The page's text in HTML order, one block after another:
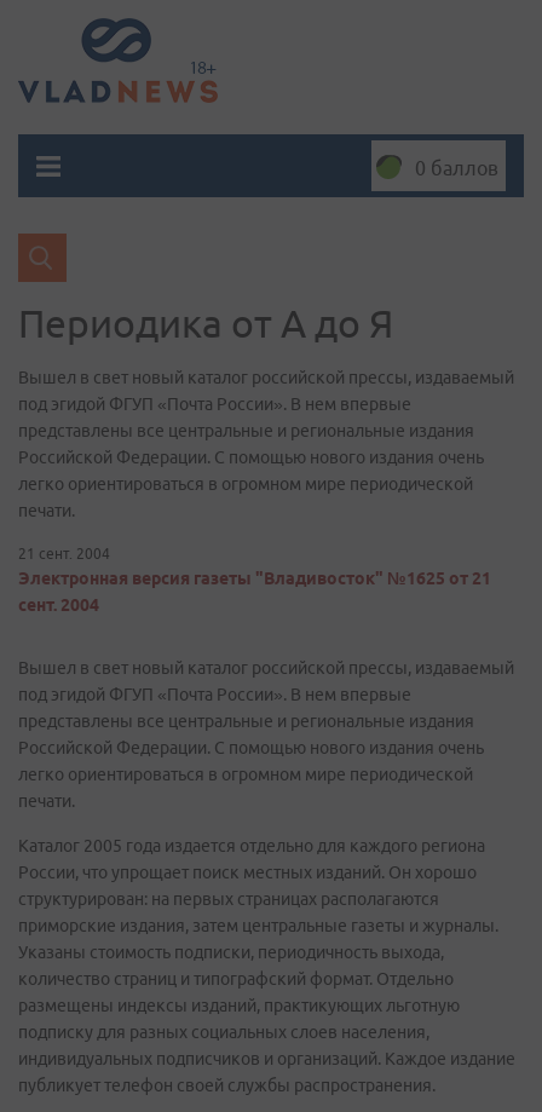
0 баллов
Периодика от А до Я
Вышел в свет новый каталог российской прессы, издаваемый
под эгидой ФГУП «Почта России». В нем впервые
представлены все центральные и региональные издания
Российской Федерации. С помощью нового издания очень
легко ориентироваться в огромном мире периодической
печати.
21 сент. 2004
Электронная версия газеты "Владивосток" №1625 от 21
сент. 2004
Вышел в свет новый каталог российской прессы, издаваемый
под эгидой ФГУП «Почта России». В нем впервые
представлены все центральные и региональные издания
Российской Федерации. С помощью нового издания очень
легко ориентироваться в огромном мире периодической
печати.
Каталог 2005 года издается отдельно для каждого региона
России, что упрощает поиск местных изданий. Он хорошо
структурирован: на первых страницах располагаются
приморские издания, затем центральные газеты и журналы.
Указаны стоимость подписки, периодичность выхода,
количество страниц и типографский формат. Отдельно
размещены индексы изданий, практикующих льготную
подписку для разных социальных слоев населения,
индивидуальных подписчиков и организаций. Каждое издание
публикует телефон своей службы распространения.